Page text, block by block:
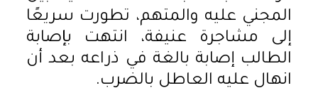
المجني عليه والمتهم، تطورت سريعًا
إلى مشاجرة عنيفة، انتهت بإصابة
الطالب إصابة بالغة في ذراعه بعد أن
انهال عليه العاطل بالضرب.